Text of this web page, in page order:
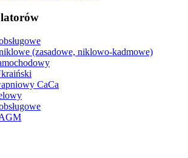
(zasadowe, niklowo-kadmowe)
CaCa